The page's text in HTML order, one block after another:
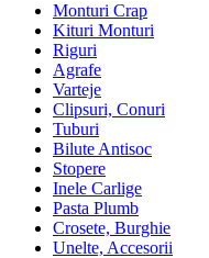
Monturi Crap
Kituri Monturi
Riguri
Agrafe
Varteje
Clipsuri, Conuri
Tuburi
Bilute Antisoc
Stopere
Inele Carlige
Pasta Plumb
Crosete, Burghie
Unelte, Accesorii